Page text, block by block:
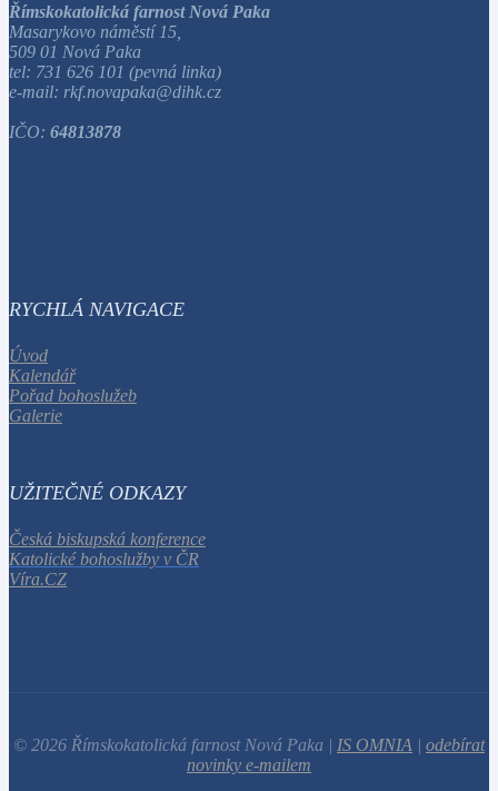
Římskokatolická farnost Nová Paka
Masarykovo náměstí 15,
509 01 Nová Paka
tel: 731 626 101 (pevná linka)
e-mail: rkf.novapaka@dihk.cz
IČO: 64813878
RYCHLÁ NAVIGACE
Úvod
Kalendář
Pořad bohoslužeb
Galerie
UŽITEČNÉ ODKAZY
Česká biskupská konference
Katolické bohoslužby v ČR
Víra.CZ
© 2026 Římskokatolická farnost Nová Paka | IS OMNIA | odebírat
novinky e-mailem